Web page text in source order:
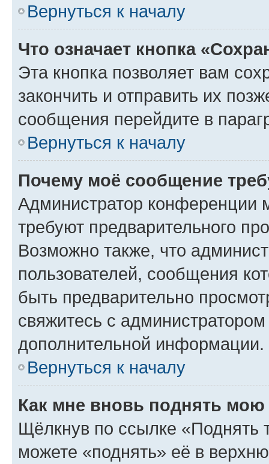
Вернуться к началу
Что означает кнопка
Эта кнопка позволяет вам
закончить и отправить их
сообщения перейдите в
Вернуться к началу
Почему моё сообщение
Администратор конференции
требуют предварительного
Возможно также, что
пользователей, сообщения
быть предварительно
свяжитесь с
дополнительной информации.
Вернуться к началу
Как мне вновь поднять мою
Щёлкнув по ссылке «Поднять
можете «поднять» её в